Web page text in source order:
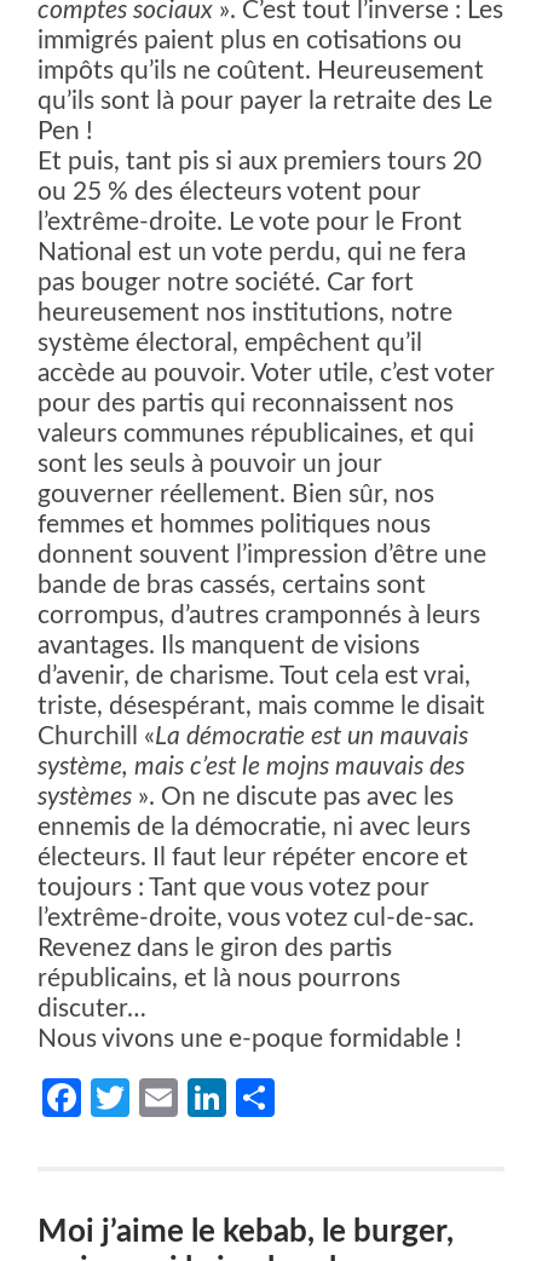
comptes sociaux ». C’est tout l’inverse : Les
immigrés paient plus en cotisations ou
impôts qu’ils ne coûtent. Heureusement
qu’ils sont là pour payer la retraite des Le
Pen !
Et puis, tant pis si aux premiers tours 20
ou 25 % des électeurs votent pour
l’extrême-droite. Le vote pour le Front
National est un vote perdu, qui ne fera
pas bouger notre société. Car fort
heureusement nos institutions, notre
système électoral, empêchent qu’il
accède au pouvoir. Voter utile, c’est voter
pour des partis qui reconnaissent nos
valeurs communes républicaines, et qui
sont les seuls à pouvoir un jour
gouverner réellement. Bien sûr, nos
femmes et hommes politiques nous
donnent souvent l’impression d’être une
bande de bras cassés, certains sont
corrompus, d’autres cramponnés à leurs
avantages. Ils manquent de visions
d’avenir, de charisme. Tout cela est vrai,
triste, désespérant, mais comme le disait
Churchill «La démocratie est un mauvais
système, mais c’est le mojns mauvais des
systèmes ». On ne discute pas avec les
ennemis de la démocratie, ni avec leurs
électeurs. Il faut leur répéter encore et
toujours : Tant que vous votez pour
l’extrême-droite, vous votez cul-de-sac.
Revenez dans le giron des partis
républicains, et là nous pourrons
discuter…
Nous vivons une e-poque formidable !
Facebook
Twitter
EmailLinkedIn
Moi j’aime le kebab, le burger,